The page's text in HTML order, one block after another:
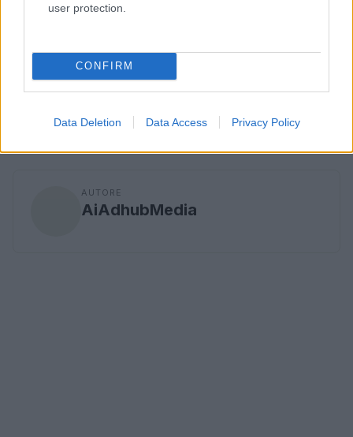
user protection.
CONFIRM
Data Deletion Data Access Privacy Policy
che Miami ha da offrire, dalle esperienze musicali
alle opzioni di benessere, rendendo la tua visita
aspettando!
AUTORE
AiAdhubMedia